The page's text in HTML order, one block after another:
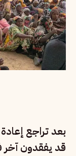
بعد تراجع
قد يفقدون آخر